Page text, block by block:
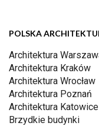
POLSKA
Architektura
Architektura Kraków
Architektura Wrocław
Architektura Poznań
Architektura Katowice
Brzydkie budynki